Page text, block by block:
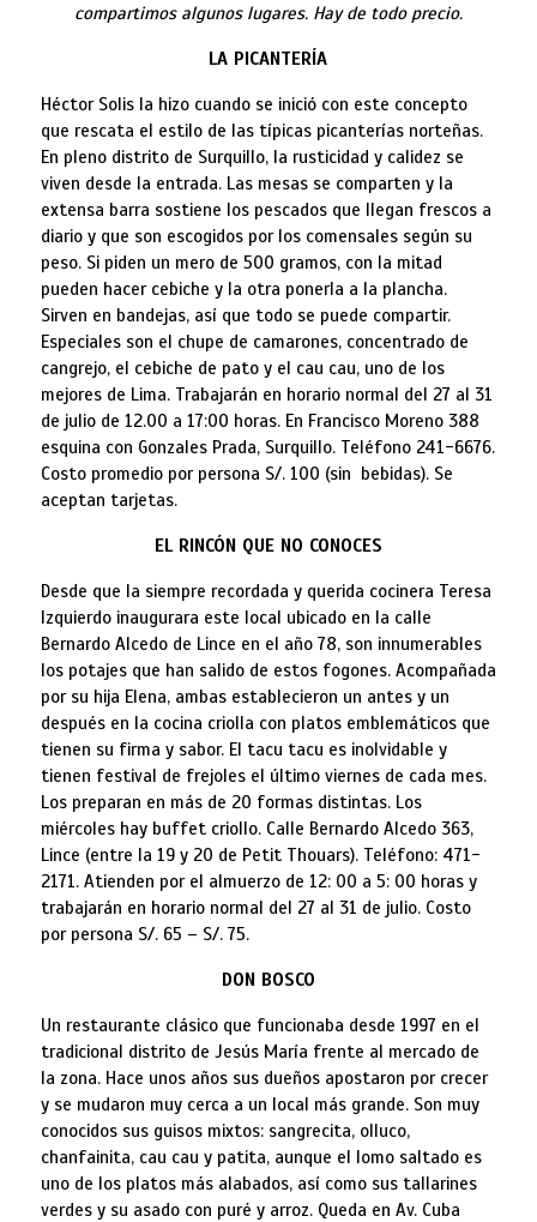
compartimos algunos lugares. Hay de todo precio.
LA PICANTERÍA
Héctor Solis la hizo cuando se inició con este concepto
que rescata el estilo de las típicas picanterías norteñas.
En pleno distrito de Surquillo, la rusticidad y calidez se
viven desde la entrada. Las mesas se comparten y la
extensa barra sostiene los pescados que llegan frescos a
diario y que son escogidos por los comensales según su
peso. Si piden un mero de 500 gramos, con la mitad
pueden hacer cebiche y la otra ponerla a la plancha.
Sirven en bandejas, así que todo se puede compartir.
Especiales son el chupe de camarones, concentrado de
cangrejo, el cebiche de pato y el cau cau, uno de los
mejores de Lima. Trabajarán en horario normal del 27 al 31
de julio de 12.00 a 17:00 horas. En Francisco Moreno 388
esquina con Gonzales Prada, Surquillo. Teléfono 241-6676.
Costo promedio por persona S/. 100 (sin bebidas). Se
aceptan tarjetas.
EL RINCÓN QUE NO CONOCES
Desde que la siempre recordada y querida cocinera Teresa
Izquierdo inaugurara este local ubicado en la calle
Bernardo Alcedo de Lince en el año 78, son innumerables
los potajes que han salido de estos fogones. Acompañada
por su hija Elena, ambas establecieron un antes y un
después en la cocina criolla con platos emblemáticos que
tienen su firma y sabor. El tacu tacu es inolvidable y
tienen festival de frejoles el último viernes de cada mes.
Los preparan en más de 20 formas distintas. Los
miércoles hay buffet criollo. Calle Bernardo Alcedo 363,
Lince (entre la 19 y 20 de Petit Thouars). Teléfono: 471-
2171. Atienden por el almuerzo de 12: 00 a 5: 00 horas y
trabajarán en horario normal del 27 al 31 de julio. Costo
por persona S/. 65 – S/. 75.
DON BOSCO
Un restaurante clásico que funcionaba desde 1997 en el
tradicional distrito de Jesús María frente al mercado de
la zona. Hace unos años sus dueños apostaron por crecer
y se mudaron muy cerca a un local más grande. Son muy
conocidos sus guisos mixtos: sangrecita, olluco,
chanfainita, cau cau y patita, aunque el lomo saltado es
uno de los platos más alabados, así como sus tallarines
verdes y su asado con puré y arroz. Queda en Av. Cuba